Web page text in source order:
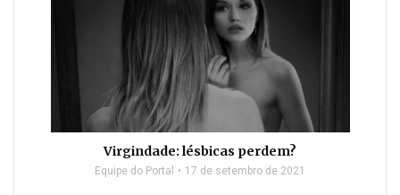
Virgindade: lésbicas perdem?
Equipe do Portal 17 de setembro de 2021